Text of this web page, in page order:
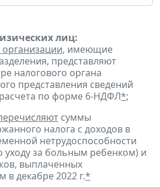
лиц:
, имеющие
представляют
налогового органа
представления сведений
по форме 6-НДФЛ*;
суммы
налога с доходов в
нетрудоспособности
уходу за больным ребенком) и
выплаченных
в декабре 2022 г.*